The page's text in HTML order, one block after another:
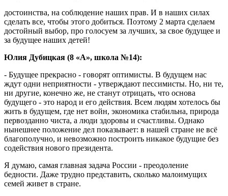
достоинства, на соблюдение наших прав. И в наших силах
сделать все, чтобы этого добиться. Поэтому 2 марта сделаем
достойный выбор, про голосуем за лучших, за свое будущее и
за будущее наших детей!
Юлия Дубицкая (8 «А», школа №14):
- Будущее прекрасно - говорят оптимисты. В будущем нас
ждут одни неприятности - утверждают пессимисты. Но, ни те,
ни другие, конечно же, не станут отрицать, что основа
будущего - это народ и его действия. Всем людям хотелось бы
жить в будущем, где нет войн, экономика стабильна, природа
первозданно чиста, а люди здоровы и счастливы. Однако
нынешнее положение дел показывает: в нашей стране не всё
благополучно, и невозможно построить никакое будущие без
содействия нового президента.
Я думаю, самая главная задача России - преодоление
бедности. Даже трудно представить, сколько малоимущих
семей живет в стране.